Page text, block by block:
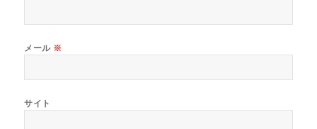
メール ※
サイト